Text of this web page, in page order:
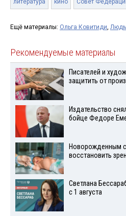
литература кино Совет
Ещё материалы: Ольга Ковитиди,
Рекомендуемые материалы
Писателей и
защитить от
Издательство
бойце Федоре
Новорожденным
восстановить
Светлана
с 1 августа